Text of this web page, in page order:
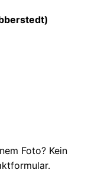
Foto? Kein